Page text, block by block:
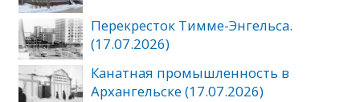
Перекресток Тимме-Энгельса.
(17.07.2026)
Канатная промышленность в
Архангельске (17.07.2026)